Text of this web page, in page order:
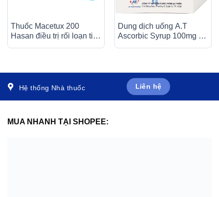
Thuốc Macetux 200
Hasan điều trị rối loạn tiết
Dung dịch uống A.T
Ascorbic Syrup 100mg bổ
Hệ thống Nhà thuốc Liên hệ
MUA NHANH TẠI SHOPEE: